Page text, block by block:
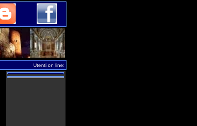
Utenti on line: